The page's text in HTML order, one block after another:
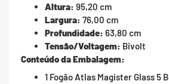
Altura: 95,20 cm
Largura: 76,00 cm
Profundidade: 63,80 cm
Tensão/Voltagem: Bivolt
Conteúdo da Embalagem:
1 Fogão Atlas Magister Glass 5